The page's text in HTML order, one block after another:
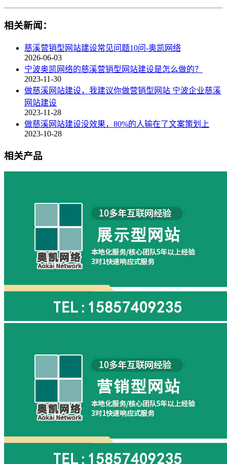
相关新闻：
慈溪营销型网站建设常见问题10问-奥凯网络
2026-06-03
宁波奥凯网络的慈溪营销型网站建设是怎么做的？
2023-11-30
做慈溪网站建设，我建议你做营销型网站 宁波企业慈溪
网站建设
2023-11-28
做慈溪网站建设没效果，80%的人输在了文案策划上
2023-10-28
相关产品